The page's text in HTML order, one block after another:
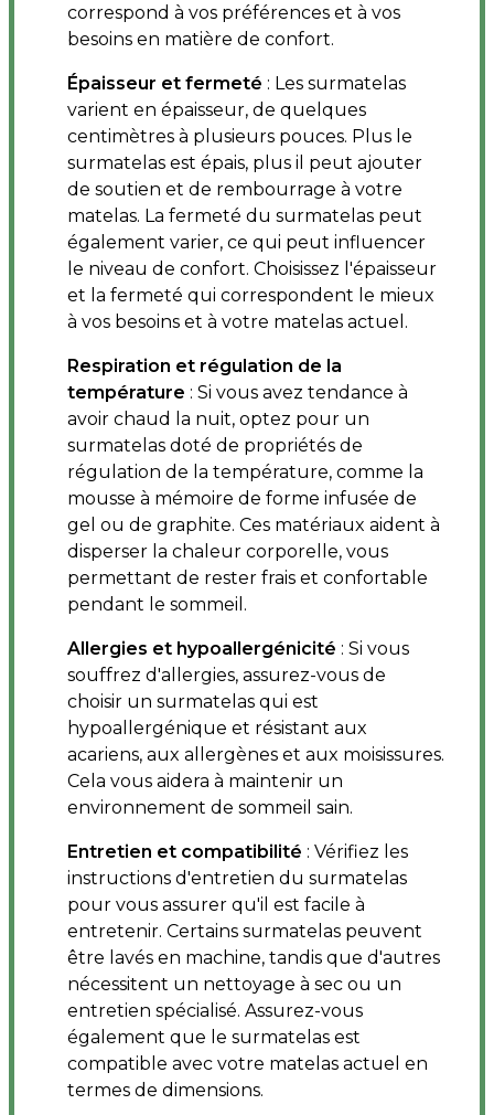
correspond à vos préférences et à vos
besoins en matière de confort.
Épaisseur et fermeté : Les surmatelas
varient en épaisseur, de quelques
centimètres à plusieurs pouces. Plus le
surmatelas est épais, plus il peut ajouter
de soutien et de rembourrage à votre
matelas. La fermeté du surmatelas peut
également varier, ce qui peut influencer
le niveau de confort. Choisissez l'épaisseur
et la fermeté qui correspondent le mieux
à vos besoins et à votre matelas actuel.
Respiration et régulation de la
température : Si vous avez tendance à
avoir chaud la nuit, optez pour un
surmatelas doté de propriétés de
régulation de la température, comme la
mousse à mémoire de forme infusée de
gel ou de graphite. Ces matériaux aident à
disperser la chaleur corporelle, vous
permettant de rester frais et confortable
pendant le sommeil.
Allergies et hypoallergénicité : Si vous
souffrez d'allergies, assurez-vous de
choisir un surmatelas qui est
hypoallergénique et résistant aux
acariens, aux allergènes et aux moisissures.
Cela vous aidera à maintenir un
environnement de sommeil sain.
Entretien et compatibilité : Vérifiez les
instructions d'entretien du surmatelas
pour vous assurer qu'il est facile à
entretenir. Certains surmatelas peuvent
être lavés en machine, tandis que d'autres
nécessitent un nettoyage à sec ou un
entretien spécialisé. Assurez-vous
également que le surmatelas est
compatible avec votre matelas actuel en
termes de dimensions.